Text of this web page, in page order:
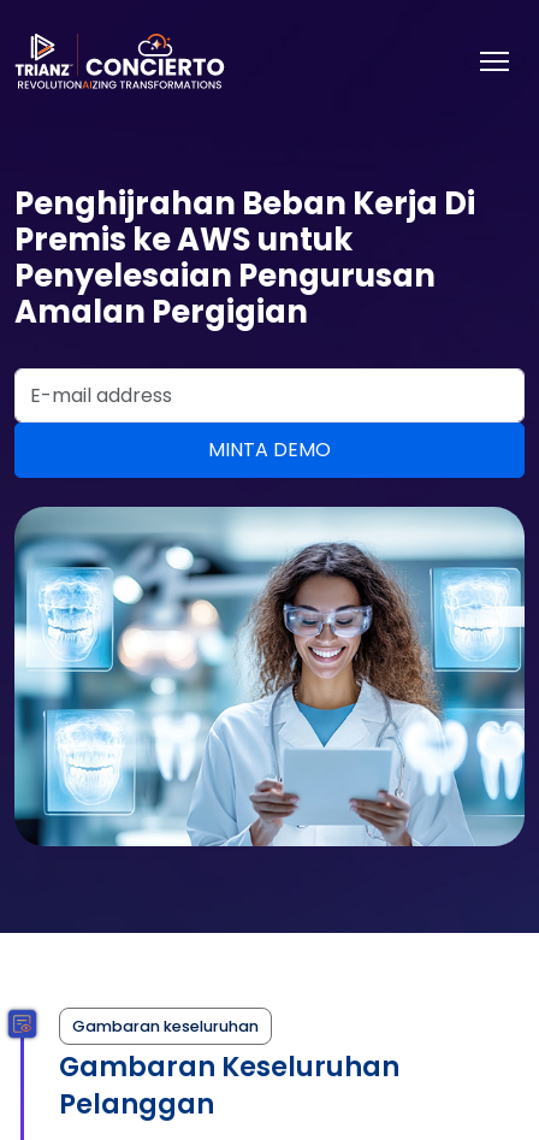
Penghijrahan Beban Kerja Di
Premis ke AWS untuk
Penyelesaian Pengurusan
Amalan Pergigian
Email Address
Gambaran keseluruhan
Gambaran Keseluruhan
Pelanggan